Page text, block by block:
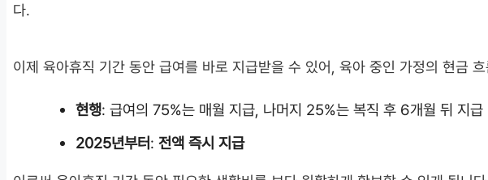
다.
이제 육아휴직 기간 동안 급여를 바로 지급받을 수 있어, 육아 중인 가정의 현금
현행: 급여의 75%는 매월 지급, 나머지 25%는 복직 후 6개월 뒤 지급
2025년부터:전액 즉시 지급